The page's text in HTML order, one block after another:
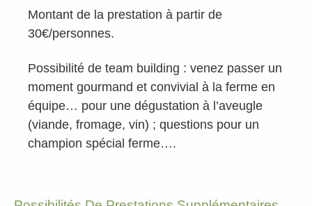
Montant de la prestation à partir de
30€/personnes.
Possibilité de team building : venez passer un
moment gourmand et convivial à la ferme en
équipe… pour une dégustation à l’aveugle
(viande, fromage, vin) ; questions pour un
champion spécial ferme….